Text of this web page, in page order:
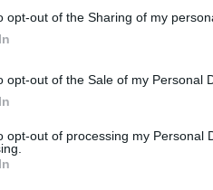
opt-out of the Sharing of my
opt-out of the Sale of my Personal
opt-out of processing my Personal
csoportunkhoz